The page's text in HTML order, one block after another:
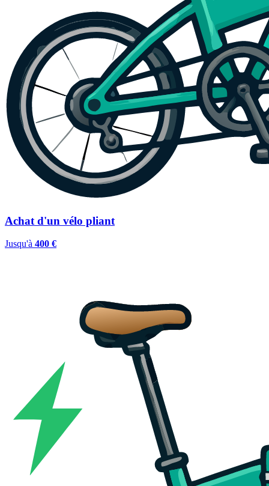
Achat d'un vélo pliant
Jusqu'à 400 €